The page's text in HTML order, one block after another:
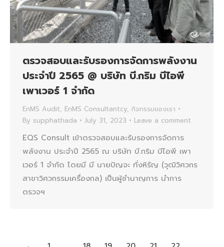
ตรวจสอบและรับรองการจัดการพลังงาน
ประจำปี 2565 @ บริษัท บี.กริม บีไอพี
เพาเวอร์ 1 จำกัด
EnMS Audit, EnMS Consultantcy, กิจกรรมของเรา
By supphathada July 31, 2023 Leave a comment
EQS Consult เข้าตรวจสอบและรับรองการจัดการ
พลังงาน ประจำปี 2565 ณ บริษัท บี.กริม บีไอพี เพา
เวอร์ 1 จำกัด โดยมี มี นายปัญจะ ทั่งหิรัญ (วุฒิวิศวกร
สาขาวิศวกรรมเครื่องกล) เป็นผู้ชำนาญการ นำการ
ตรวจฯ